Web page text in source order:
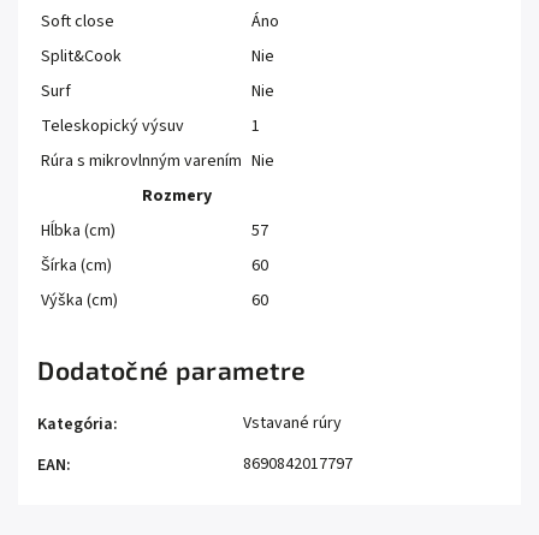
Soft close
Áno
Split&Cook
Nie
Surf
Nie
Teleskopický výsuv
1
Rúra s mikrovlnným varením Nie
Rozmery
Hĺbka (cm)
57
Šírka (cm)
60
Výška (cm)
60
Dodatočné parametre
Kategória:
Vstavané rúry
EAN: 8690842017797